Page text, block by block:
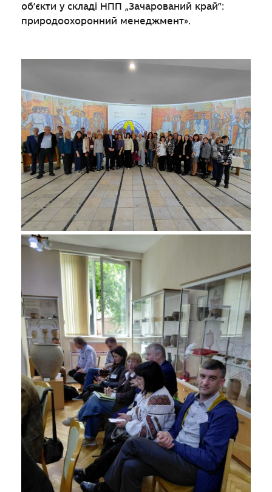
об’єкти у складі НПП „Зачарований край”:
природоохоронний менеджмент».